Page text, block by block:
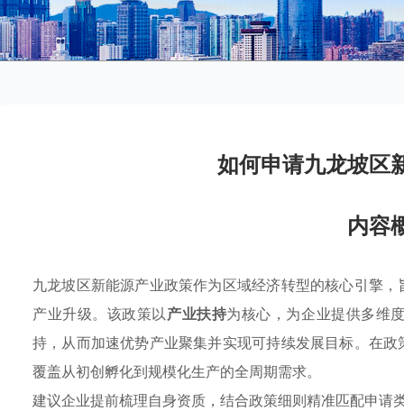
如何申请九龙坡区
内容
九龙坡区新能源产业政策作为区域经济转型的核心引擎
产业升级。该政策以产业扶持为核心，为企业提供多维
持，从而加速优势产业聚集并实现可持续发展目标。在
覆盖从初创孵化到规模化生产的全周期需求。
建议企业提前梳理自身资质，结合政策细则精准匹配申请